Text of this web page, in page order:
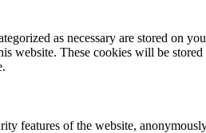
as necessary are stored on
website. These cookies will be
features of the website,